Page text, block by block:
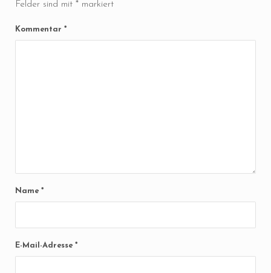
Felder sind mit *markiert
Kommentar *
Name *
E-Mail-Adresse *